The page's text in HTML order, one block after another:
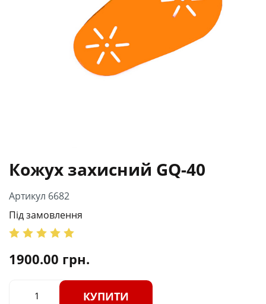
Кожух захисний GQ-40
Артикул 6682
Під замовлення
1900.00 грн.
КУПИТИ